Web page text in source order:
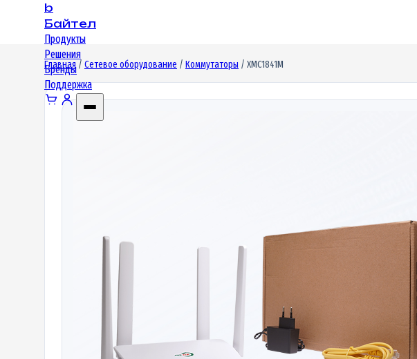
b
Байтел
Продукты
Решения
Бренды
Поддержка
Главная/ Сетевое оборудование / Коммутаторы / XMC1841M